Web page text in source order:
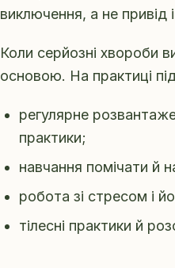
виключення, а не привід
Коли серйозні хвороби
основою. На практиці
регулярне
практики;
навчання помічати й
робота зі стресом і
тілесні практики й